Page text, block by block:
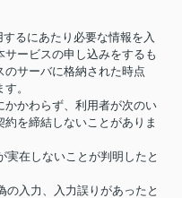
るにあたり必要な情報を入
ービスの申し込みをするも
サーバに格納された時点
。
かわらず、利用者が次のい
を締結しないことがありま
実在しないことが判明したと
の入力、入力誤りがあったと